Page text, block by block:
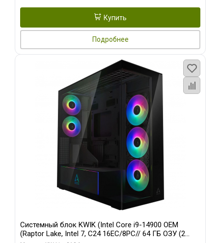
Купить
Подробнее
Системный блок KWIK (Intel Core i9-14900 OEM
(Raptor Lake, Intel 7, C24 16EC/8PC// 64 ГБ ОЗУ (2